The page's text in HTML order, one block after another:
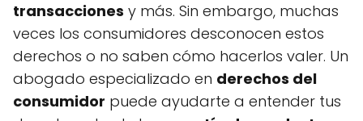
transacciones y más. Sin embargo, muchas
veces los consumidores desconocen estos
derechos o no saben cómo hacerlos valer. Un
abogado especializado en derechos del
consumidor puede ayudarte a entender tus